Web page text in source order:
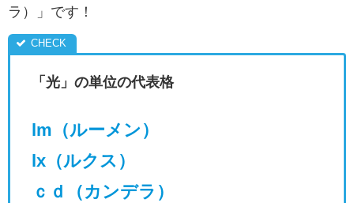
ラ）」です！
「光」の単位の代表格
lm（ルーメン）
lx（ルクス）
ｃｄ（カンデラ）